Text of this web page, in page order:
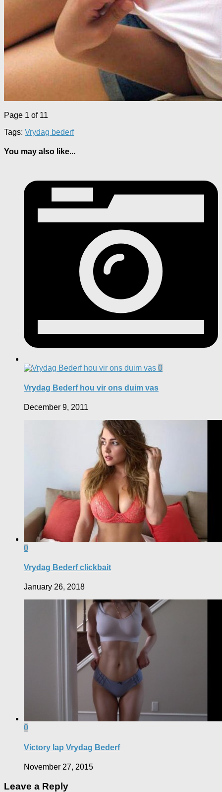
Page 1 of 11
Tags: Vrydag bederf
You may also like...
0
Vrydag Bederf hou vir ons duim vas
December 9, 2011
0
Vrydag Bederf clickbait
January 26, 2018
0
Victory lap Vrydag Bederf
November 27, 2015
Leave a Reply